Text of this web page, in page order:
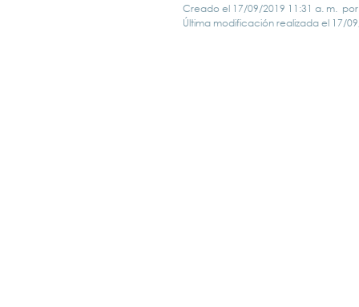
Creado el 17/09/2019 11:31 a. m.
Última modificación realizada el 17/